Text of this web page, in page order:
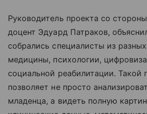
Руководитель проекта со
доцент Эдуард Патраков,
собрались специалисты из
медицины, психологии,
социальной реабилитации. Такой
позволяет не просто
младенца, а видеть полную